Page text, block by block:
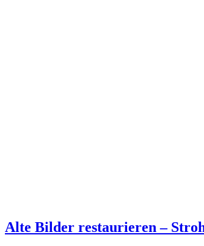
Alte Bilder restaurieren –